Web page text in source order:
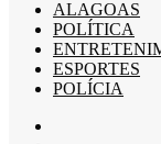
ALAGOAS
POLÍTICA
ESPORTES
POLÍCIA